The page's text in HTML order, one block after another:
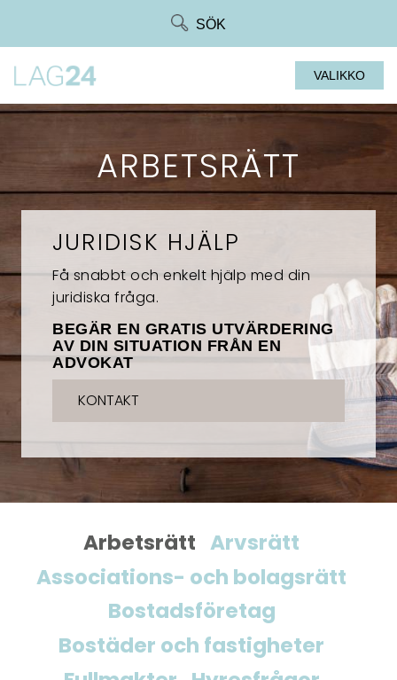
SÖK
VALIKKO
ARBETSRÄTT
JURIDISK HJÄLP
Få snabbt och enkelt hjälp med din
juridiska fråga.
BEGÄR EN GRATIS UTVÄRDERING
AV DIN SITUATION FRÅN EN
ADVOKAT
KONTAKT
Arbetsrätt Arvsrätt
Associations- och bolagsrätt
Bostadsföretag
Bostäder och fastigheter